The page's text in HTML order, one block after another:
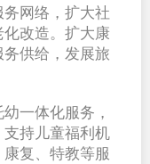
网络，扩大社
改造。扩大康
供给，发展旅
一体化服务，
持儿童福利机
复、特教等服